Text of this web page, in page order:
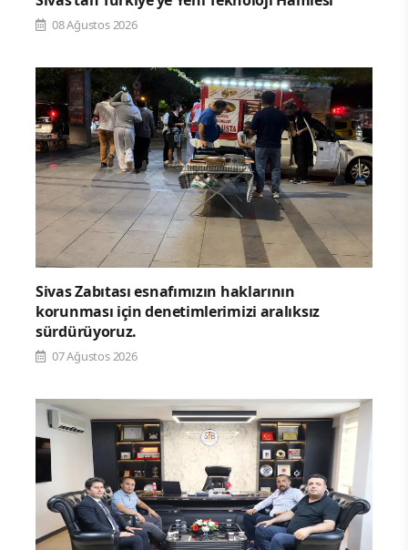
08 Ağustos 2026
Sivas Zabıtası esnafımızın haklarının
korunması için denetimlerimizi aralıksız
sürdürüyoruz.
07 Ağustos 2026